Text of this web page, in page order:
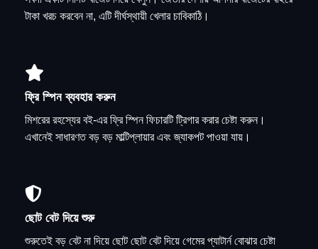
টাকা খরচ করবেন না, এটি দীর্ঘস্থায়ী খেলার চাবিকাঠি।
ফ্রি স্পিন ব্যবহার করুন
মিশরের রহস্যের বই-এর ফ্রি স্পিন ফিচারটি ট্রিগার করার চেষ্টা করুন।
এখানেই সাধারণত বড় বড় মাল্টিপ্লায়ার এবং জ্যাকপট পাওয়া যায়।
ছোট বেট দিয়ে শুরু
শুরুতেই বড় বেট না দিয়ে ছোট ছোট বেট দিয়ে গেমের প্যাটার্ন বোঝার চেষ্টা